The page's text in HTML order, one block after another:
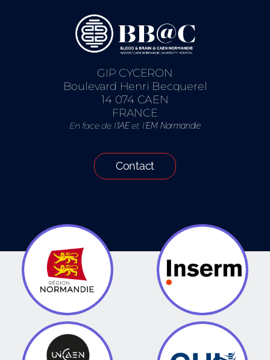
GIP CYCERON
Boulevard Henri Becquerel
14 074 CAEN
FRANCE
En face de l’IAEet l’EM Normandie
Contact